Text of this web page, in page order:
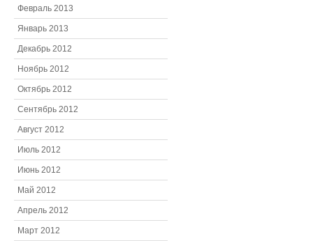
Февраль 2013
Январь 2013
Декабрь 2012
Ноябрь 2012
Октябрь 2012
Сентябрь 2012
Август 2012
Июль 2012
Июнь 2012
Май 2012
Апрель 2012
Март 2012